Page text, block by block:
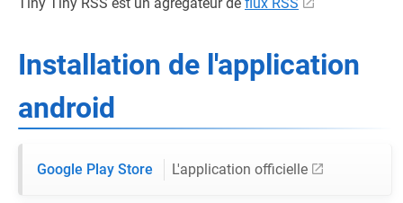
Installation de l'application
android
Google Play Store L'application officielle